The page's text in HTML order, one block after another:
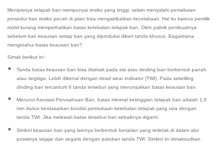
Menipisnya telapak ban mempunyai resiko yang tinggi, selain menyalahi pemakaian
prosedur ban resiko pecah di jalan bisa mengakibatkan kecelakaan. Hal itu karena pemilik
mobil kurang memperhatikan batas ketebalan telapak ban. Oleh pabrik pembuatnya
sebelum ban keausan setiap ban yang diproduksi diberi tanda khusus. Bagaimana
mengetahui batas keausan ban?
Simak berikut ini :
Tanda batas keausan ban bisa disimak pada sisi atau dinding ban berbentuk panah
atau segitiga. Lebih dikenal dengan tread wear indicator(TWI). Pada sekeliling
dinding ban tercantum 6 tanda tersebut yang menunjukkan batas keausan ban.
Menurut Asosiasi Perusahaan Ban, batas minimal ketinggian telapak ban adalah 1,6
mm diukur berdasarkan kondisi permukaan ketebalan telapak yang rata dengan
tanda TWI. Jika melewati batas tersebut ban sebaiknya diganti.
Simbol keausan ban yang lainnya berbentuk benjolan yang terletak di dalam alur
posisinya sejajar dan segaris dengan patokan tanda TWI. Simbol ini dimaksudkan